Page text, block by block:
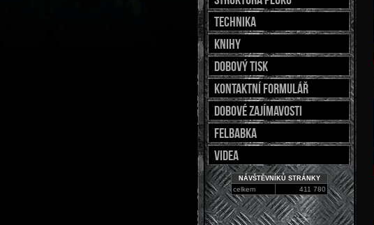
Technika
Knihy
Dobový tisk
Kontaktní formulář
Dobové zajímavosti
Felbabka
Videa
NÁVŠTĚVNÍKŮ STRÁNKY
celkem 411 780